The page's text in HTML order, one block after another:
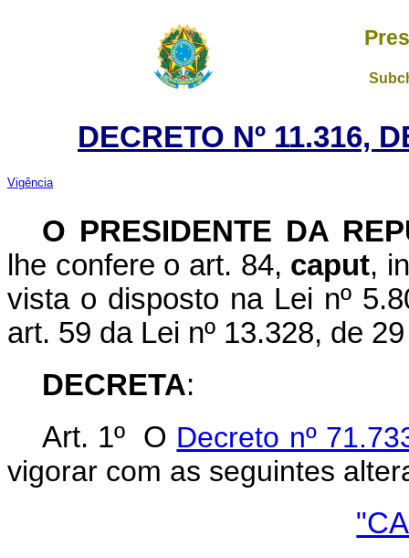
DECRETO Nº 11.316,
Vigência
O PRESIDENTE DA
lhe confere o art. 84, caput,
vista o disposto na Lei nº
art. 59 da Lei nº 13.328, de
DECRETA:
Art. 1º O Decreto nº
vigorar com as seguintes